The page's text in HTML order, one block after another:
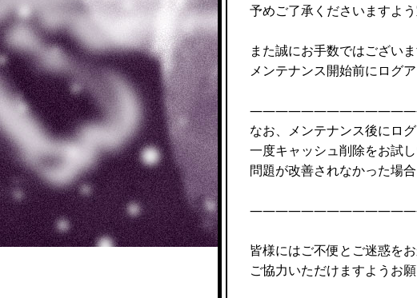
予めご了承くださいますよ
また誠にお手数ではござい
メンテナンス開始前にログ
なお、メンテナンス後にロ
一度キャッシュ削除をお試
問題が改善されなかった場
皆様にはご不便とご迷惑をお
ご協力いただけますようお